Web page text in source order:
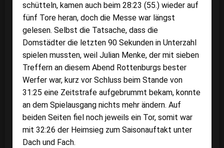
schütteln, kamen auch beim 28:23 (55.) wieder auf
fünf Tore heran, doch die Messe war längst
gelesen. Selbst die Tatsache, dass die
Domstädter die letzten 90 Sekunden in Unterzahl
spielen mussten, weil Julian Menke, der mit sieben
Treffern an diesem Abend Rottenburgs bester
Werfer war, kurz vor Schluss beim Stande von
31:25 eine Zeitstrafe aufgebrummt bekam, konnte
an dem Spielausgang nichts mehr ändern. Auf
beiden Seiten fiel noch jeweils ein Tor, somit war
mit 32:26 der Heimsieg zum Saisonauftakt unter
Dach und Fach.